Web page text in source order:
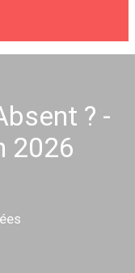
? -
2026